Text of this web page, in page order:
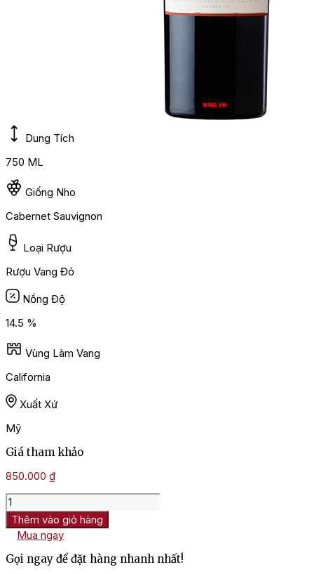
Dung Tích
750 ML
Giống Nho
Cabernet Sauvignon
Loại Rượu
Rượu Vang Đỏ
Nồng Độ
14.5 %
Vùng Làm Vang
California
Xuất Xứ
Mỹ
Giá tham khảo
850.000 ₫
Rượu
Vang
Mỹ
Hahn
Cabernet
Sauvignon
Thêm vào giỏ hàng
Mua ngay
Gọi ngay để đặt hàng nhanh nhất!